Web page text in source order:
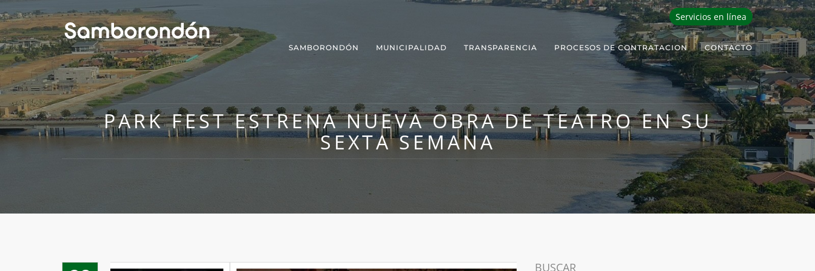
Servicios en línea
SAMBORONDÓN MUNICIPALIDAD TRANSPARENCIA PROCESOS DE CONTRATACION CONTACTO
PARK FEST ESTRENA NUEVA OBRA DE TEATRO EN SU
SEXTA SEMANA
BUSCAR